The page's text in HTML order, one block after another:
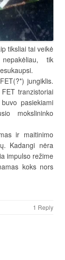
tiksliai tai veikė
tik
jungiklis.
tranzistoriai
pasiekiami
mokslininko
ir maitinimo
Kadangi nėra
impulso režime
koks nors
1 Reply